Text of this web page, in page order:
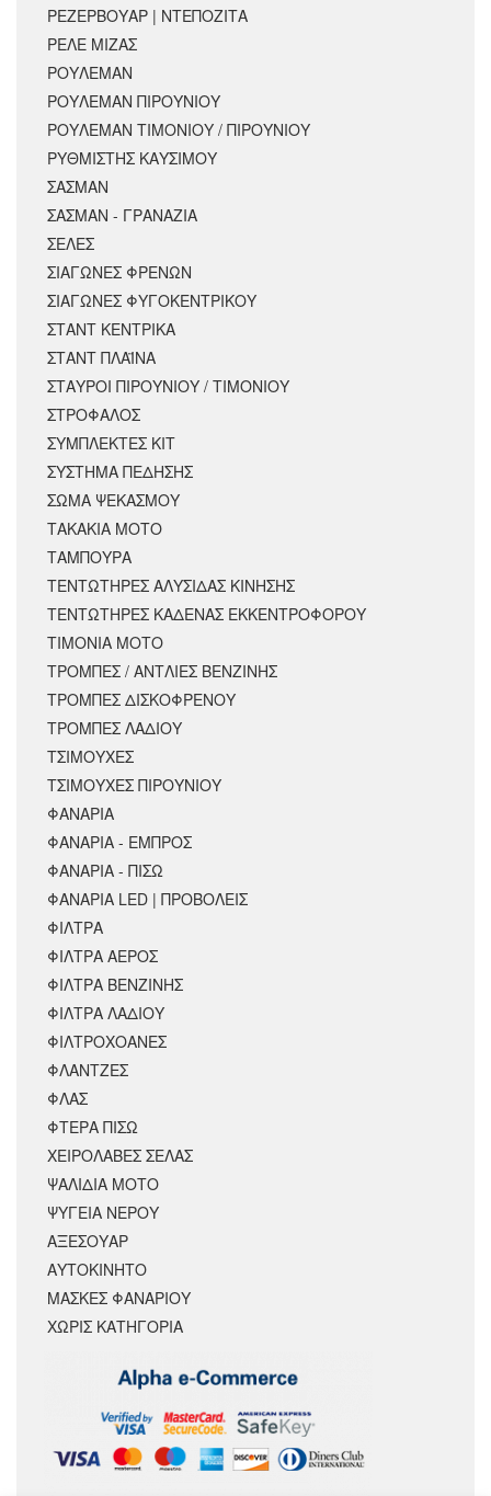
ΡΕΖΕΡΒΟΥΑΡ | ΝΤΕΠΟΖΙΤΑ
ΡΕΛΕ ΜΙΖΑΣ
ΡΟΥΛΕΜΑΝ
ΡΟΥΛΕΜΑΝ ΠΙΡΟΥΝΙΟΥ
ΡΟΥΛΕΜΑΝ ΤΙΜΟΝΙΟΥ / ΠΙΡΟΥΝΙΟΥ
ΡΥΘΜΙΣΤΗΣ ΚΑΥΣΙΜΟΥ
ΣΑΣΜΑΝ
ΣΑΣΜΑΝ - ΓΡΑΝΑΖΙΑ
ΣΕΛΕΣ
ΣΙΑΓΩΝΕΣ ΦΡΕΝΩΝ
ΣΙΑΓΩΝΕΣ ΦΥΓΟΚΕΝΤΡΙΚΟΥ
ΣΤΑΝΤ ΚΕΝΤΡΙΚΑ
ΣΤΑΝΤ ΠΛΑΪΝΑ
ΣΤΑΥΡΟΙ ΠΙΡΟΥΝΙΟΥ / ΤΙΜΟΝΙΟΥ
ΣΤΡΟΦΑΛΟΣ
ΣΥΜΠΛΕΚΤΕΣ ΚΙΤ
ΣΥΣΤΗΜΑ ΠΕΔΗΣΗΣ
ΣΩΜΑ ΨΕΚΑΣΜΟΥ
ΤΑΚΑΚΙΑ ΜΟΤΟ
ΤΑΜΠΟΥΡΑ
ΤΕΝΤΩΤΗΡΕΣ ΑΛΥΣΙΔΑΣ ΚΙΝΗΣΗΣ
ΤΕΝΤΩΤΗΡΕΣ ΚΑΔΕΝΑΣ ΕΚΚΕΝΤΡΟΦΟΡΟΥ
ΤΙΜΟΝΙΑ ΜΟΤΟ
ΤΡΟΜΠΕΣ / ΑΝΤΛΙΕΣ ΒΕΝΖΙΝΗΣ
ΤΡΟΜΠΕΣ ΔΙΣΚΟΦΡΕΝΟΥ
ΤΡΟΜΠΕΣ ΛΑΔΙΟΥ
ΤΣΙΜΟΥΧΕΣ
ΤΣΙΜΟΥΧΕΣ ΠΙΡΟΥΝΙΟΥ
ΦΑΝΑΡΙΑ
ΦΑΝΑΡΙΑ - ΕΜΠΡΟΣ
ΦΑΝΑΡΙΑ - ΠΙΣΩ
ΦΑΝΑΡΙΑ LED | ΠΡΟΒΟΛΕΙΣ
ΦΙΛΤΡΑ
ΦΙΛΤΡΑ ΑΕΡΟΣ
ΦΙΛΤΡΑ ΒΕΝΖΙΝΗΣ
ΦΙΛΤΡΑ ΛΑΔΙΟΥ
ΦΙΛΤΡΟΧΟΑΝΕΣ
ΦΛΑΝΤΖΕΣ
ΦΛΑΣ
ΦΤΕΡΑ ΠΙΣΩ
ΧΕΙΡΟΛΑΒΕΣ ΣΕΛΑΣ
ΨΑΛΙΔΙΑ ΜΟΤΟ
ΨΥΓΕΙΑ ΝΕΡΟΥ
ΑΞΕΣΟΥΆΡ
ΑΥΤΟΚΙΝΗΤΟ
ΜΑΣΚΕΣ ΦΑΝΑΡΙΟΥ
ΧΩΡΊΣ ΚΑΤΗΓΟΡΊΑ